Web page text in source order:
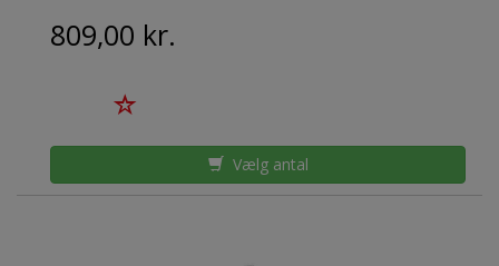
809,00 kr.
Vælg antal